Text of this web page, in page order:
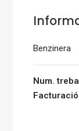
Benzinera
Num.